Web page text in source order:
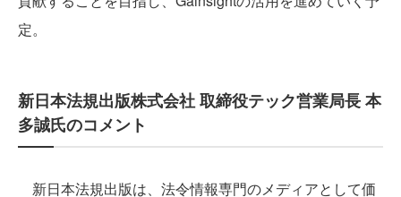
定。
新日本法規出版株式会社 取締役テック営業局長 本
多誠氏のコメント
新日本法規出版は、法令情報専門のメディアとして価